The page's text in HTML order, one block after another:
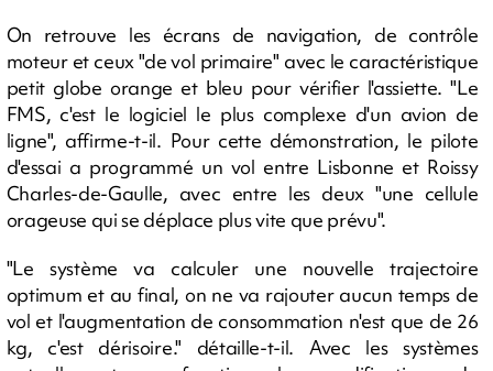
On retrouve les écrans de navigation, de contrôle
moteur et ceux "de vol primaire" avec le caractéristique
petit globe orange et bleu pour vérifier l'assiette. "Le
FMS, c'est le logiciel le plus complexe d'un avion de
ligne", affirme-t-il. Pour cette démonstration, le pilote
d'essai a programmé un vol entre Lisbonne et Roissy
Charles-de-Gaulle, avec entre les deux "une cellule
orageuse qui se déplace plus vite que prévu".
"Le système va calculer une nouvelle trajectoire
optimum et au final, on ne va rajouter aucun temps de
vol et l'augmentation de consommation n'est que de 26
kg, c'est dérisoire." détaille-t-il. Avec les systèmes